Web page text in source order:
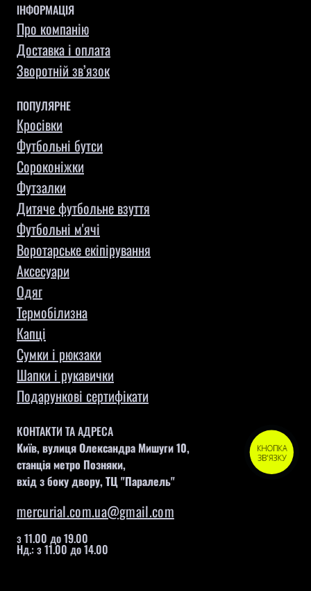
ІНФОРМАЦІЯ
Про компанію
Доставка і оплата
Зворотній зв’язок
ПОПУЛЯРНЕ
Кросівки
Футбольні бутси
Сороконіжки
Футзалки
Дитяче футбольне взуття
Футбольні м'ячі
Воротарське екіпірування
Aксесуари
Одяг
Термобілизна
Капці
Сумки і рюкзаки
Шапки і рукавички
Подарункові сертифікати
КОНТАКТИ ТА АДРЕСА
Київ, вулиця Олександра Мишуги 10,
станція метро Позняки,
вхід з боку двору, ТЦ "Паралель"
mercurial.com.ua@gmail.com
з 11.00 до 19.00
Нд.: з 11.00 до 14.00
КНОПКА
ЗВ'ЯЗКУ